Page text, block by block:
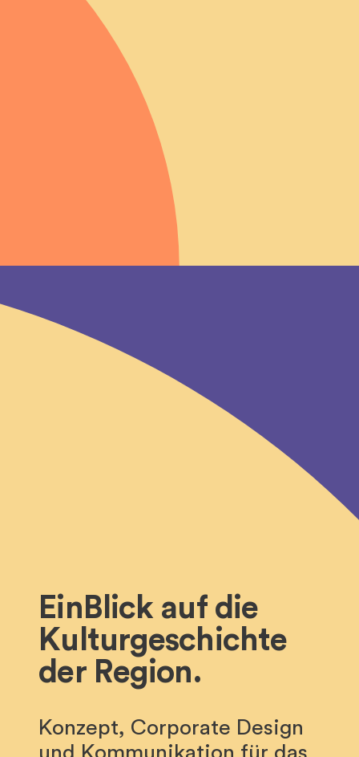
EinBlick auf die
Kulturgeschichte
der Region.
Konzept, Corporate Design
und Kommunikation für das